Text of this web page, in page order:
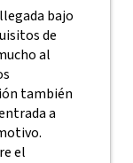
bajo
de
al
también
a
el